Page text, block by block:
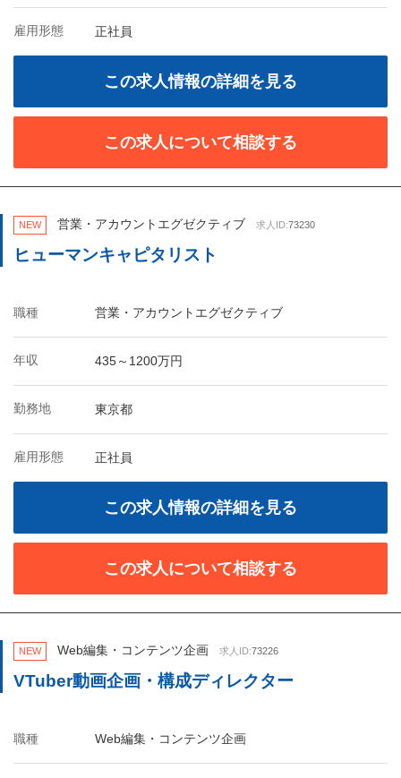
雇用形態 正社員
この求人情報の詳細を見る
この求人について相談する
NEW 営業・アカウントエグゼクティブ 求人ID:73230
ヒューマンキャピタリスト
職種 営業・アカウントエグゼクティブ
年収 435～1200万円
勤務地 東京都
雇用形態 正社員
この求人情報の詳細を見る
この求人について相談する
NEW Web編集・コンテンツ企画 求人ID:73226
VTuber動画企画・構成ディレクター
職種 Web編集・コンテンツ企画